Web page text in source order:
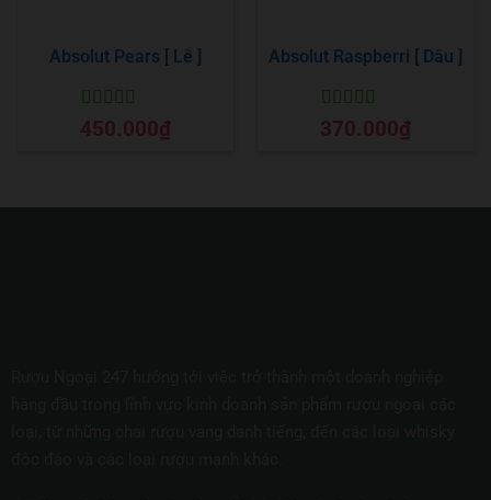
Absolut Pears [ Lê ]
Được xếp
hạng55 sao
450.000₫
Absolut Raspberri [ Dâu ]
Được xếp
hạng55 sao
370.000₫